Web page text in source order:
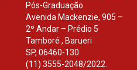
Pós-Graduação
Avenida Mackenzie, 905 –
2º Andar – Prédio 5
Tamboré , Barueri
SP, 06460-130
(11) 3555-2048/2022.